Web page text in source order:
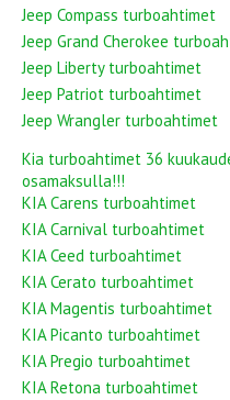
Jeep Compass turboahtimet
Jeep Grand Cherokee
Jeep Liberty turboahtimet
Jeep Patriot turboahtimet
Jeep Wrangler turboahtimet
Kia turboahtimet 36
osamaksulla!!!
KIA Carens turboahtimet
KIA Carnival turboahtimet
KIA Ceed turboahtimet
KIA Cerato turboahtimet
KIA Magentis turboahtimet
KIA Picanto turboahtimet
KIA Pregio turboahtimet
KIA Retona turboahtimet